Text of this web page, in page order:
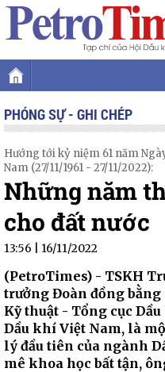
PHÓNG SỰ - GHI CHÉP
Hướng tới kỷ niệm 61 năm
Nam (27/11/1961 - 27/11/2022):
Những năm
cho đất nước
13:56 | 16/11/2022
(PetroTimes) - TSKH
trưởng Đoàn đồng bằng
Kỹ thuật - Tổng cục
Dầu khí Việt Nam, là
lý đầu tiên của ngành
mê khoa học bất tận,